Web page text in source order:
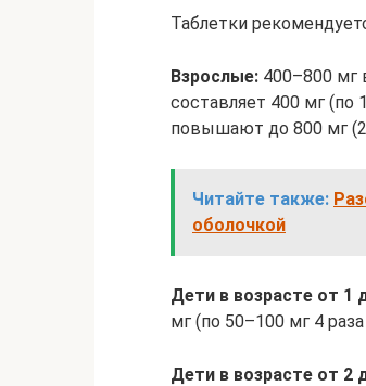
Таблетки
Взрослые: 400–800 мг
составляет 400 мг (по
повышают до 800 мг
Читайте также:
оболочкой
Дети в возрасте от 1
мг (по 50–100 мг 4
Дети в возрасте от 2